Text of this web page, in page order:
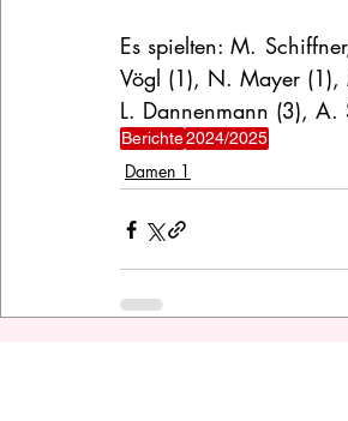
Es spielten: M.
Vögl (1), N. Mayer
L. Dannenmann (3), A.
Berichte2024/2025
Damen 1